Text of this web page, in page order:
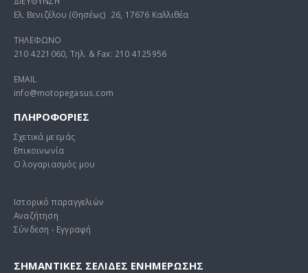
Ελ. Βενιζέλου (Θησέως) 26, 17676 Καλλιθέα
ΤΗΛΕΦΩΝΟ
210 4221060, Τηλ. & Fax: 210 4125956
EMAIL
info@motopegasus.com
ΠΛΗΡΟΦΟΡΙΕΣ
Σχετικά με εμάς
Επικοινωνία
Ο λογαριασμός μου
Ιστορικό παραγγελιών
Αναζήτηση
Σύνδεση - Εγγραφή
ΣΗΜΑΝΤΙΚΕΣ ΣΕΛΙΔΕΣ ΕΝΗΜΕΡΩΣΗΣ